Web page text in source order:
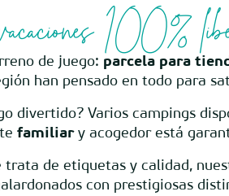
100%
de juego: parcela para
han pensado en todo para
divertido? Varios campings
familiary acogedor está
trata de etiquetas y calidad,
con prestigiosas